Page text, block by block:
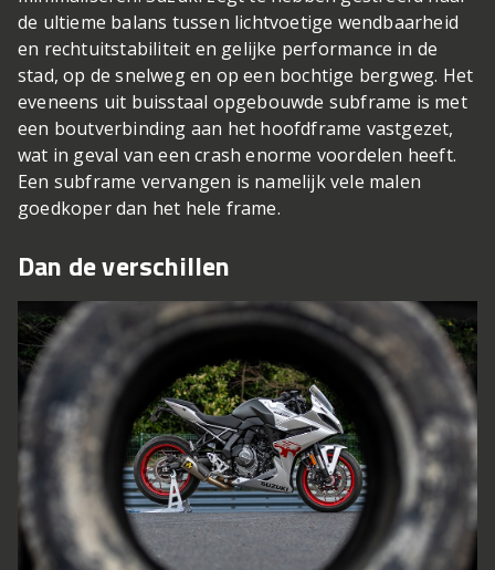
de ultieme balans tussen lichtvoetige wendbaarheid
en rechtuitstabiliteit en gelijke performance in de
stad, op de snelweg en op een bochtige bergweg. Het
eveneens uit buisstaal opgebouwde subframe is met
een boutverbinding aan het hoofdframe vastgezet,
wat in geval van een crash enorme voordelen heeft.
Een subframe vervangen is namelijk vele malen
goedkoper dan het hele frame.
Dan de verschillen